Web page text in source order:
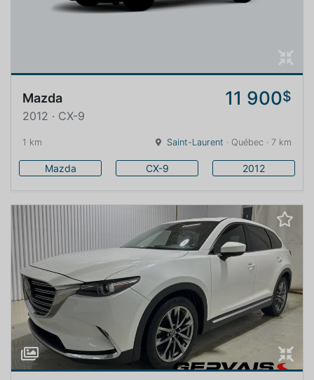
Mazda 11 900$
2012 · CX-9
1 km Saint-Laurent · Québec · 7 km
Mazda CX-9 2012